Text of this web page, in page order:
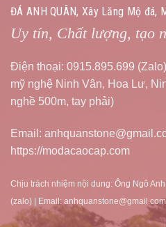
ĐÁ ANH QUÂN, Xây Lăng Mộ đá,
Uy tín, Chất lượng, tạo
Điện thoại: 0915.895.699
mỹ nghệ Ninh Vân, Hoa Lư,
nghề 500m, tay phải)
Email:
https://modacaocap.com
Chịu trách nhiệm nội dung: Ông Ngô
(zalo) | Email: anhquanstone@gmail.com